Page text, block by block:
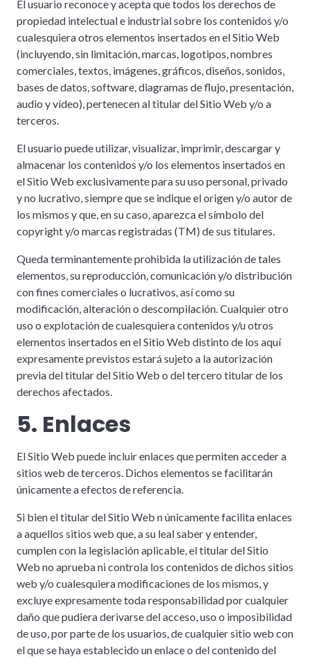
El usuario reconoce y acepta que todos los derechos de
propiedad intelectual e industrial sobre los contenidos y/o
cualesquiera otros elementos insertados en el Sitio Web
(incluyendo, sin limitación, marcas, logotipos, nombres
comerciales, textos, imágenes, gráficos, diseños, sonidos,
bases de datos, software, diagramas de flujo, presentación,
audio y vídeo), pertenecen al titular del Sitio Web y/o a
terceros.
El usuario puede utilizar, visualizar, imprimir, descargar y
almacenar los contenidos y/o los elementos insertados en
el Sitio Web exclusivamente para su uso personal, privado
y no lucrativo, siempre que se indique el origen y/o autor de
los mismos y que, en su caso, aparezca el símbolo del
copyright y/o marcas registradas (TM) de sus titulares.
Queda terminantemente prohibida la utilización de tales
elementos, su reproducción, comunicación y/o distribución
con fines comerciales o lucrativos, así como su
modificación, alteración o descompilación. Cualquier otro
uso o explotación de cualesquiera contenidos y/u otros
elementos insertados en el Sitio Web distinto de los aquí
expresamente previstos estará sujeto a la autorización
previa del titular del Sitio Web o del tercero titular de los
derechos afectados.
5. Enlaces
El Sitio Web puede incluir enlaces que permiten acceder a
sitios web de terceros. Dichos elementos se facilitarán
únicamente a efectos de referencia.
Si bien el titular del Sitio Web n únicamente facilita enlaces
a aquellos sitios web que, a su leal saber y entender,
cumplen con la legislación aplicable, el titular del Sitio
Web no aprueba ni controla los contenidos de dichos sitios
web y/o cualesquiera modificaciones de los mismos, y
excluye expresamente toda responsabilidad por cualquier
daño que pudiera derivarse del acceso, uso o imposibilidad
de uso, por parte de los usuarios, de cualquier sitio web con
el que se haya establecido un enlace o del contenido del